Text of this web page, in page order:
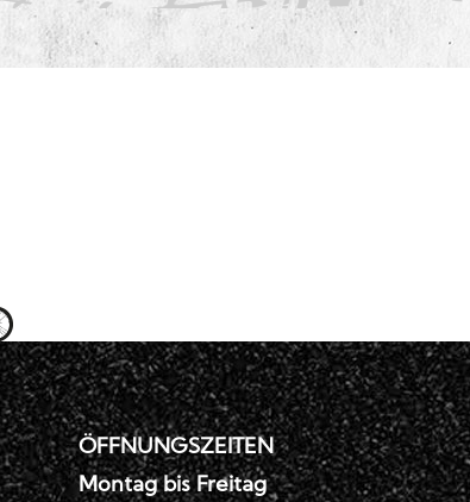
ÖFFNUNGSZEITEN
Montag bis Freitag